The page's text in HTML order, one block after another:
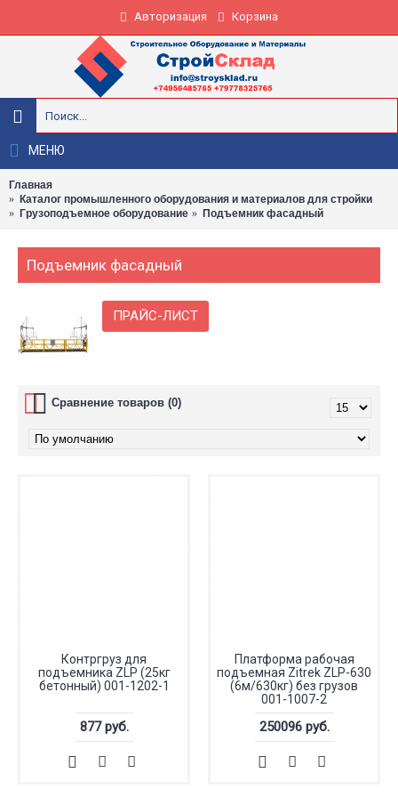
Авторизация Корзина
МЕНЮ
Главная
Каталог промышленного оборудования и материалов для стройки
Грузоподъемное оборудование
Подъемник фасадный
Подъемник фасадный
ПРАЙС-ЛИСТ
Сравнение товаров (0)
Контргруз для
подъемника ZLP (25кг
бетонный) 001-1202-1
877 руб.
Платформа рабочая
подъемная Zitrek ZLP-630
(6м/630кг) без грузов
001-1007-2
250096 руб.